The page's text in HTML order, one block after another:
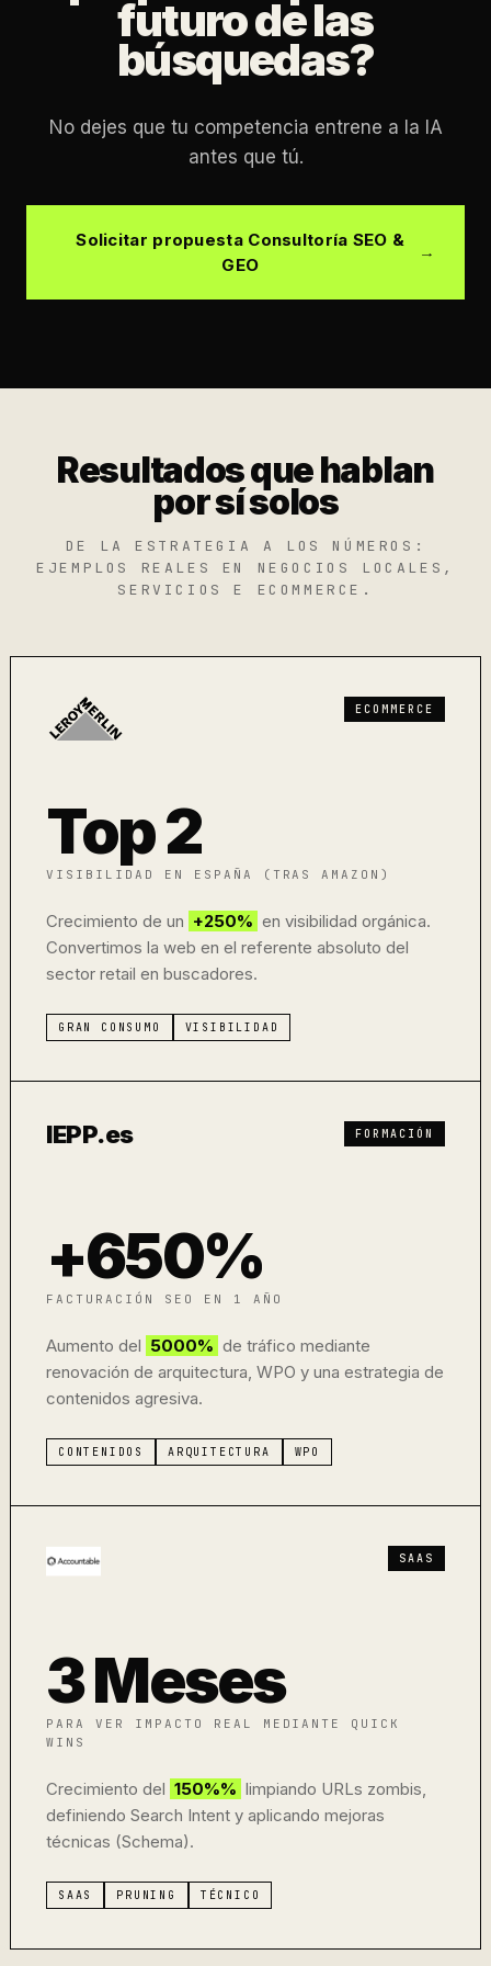
futuro de las
búsquedas?
No dejes que tu competencia entrene a la IA
antes que tú.
Solicitar propuesta Consultoría SEO &
GEO
Resultados que hablan
por sí solos
DE LA ESTRATEGIA A LOS NÚMEROS:
EJEMPLOS REALES EN NEGOCIOS LOCALES,
SERVICIOS E ECOMMERCE.
ECOMMERCE
Top 2
VISIBILIDAD EN ESPAÑA (TRAS AMAZON)
Crecimiento de un +250% en visibilidad orgánica.
Convertimos la web en el referente absoluto del
sector retail en buscadores.
GRAN CONSUMO VISIBILIDAD
IEPP.es FORMACIÓN
+650%
FACTURACIÓN SEO EN 1 AÑO
Aumento del 5000% de tráfico mediante
renovación de arquitectura, WPO y una estrategia de
contenidos agresiva.
CONTENIDOS ARQUITECTURA WPO
SAAS
3 Meses
PARA VER IMPACTO REAL MEDIANTE QUICK
WINS
Crecimiento del 150%% limpiando URLs zombis,
definiendo Search Intent y aplicando mejoras
técnicas (Schema).
SAAS PRUNING TÉCNICO